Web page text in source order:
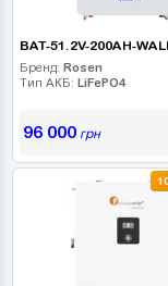
BAT-51.2V-200AH-
Бренд: Rosen
Тип АКБ: LiFePO4
96 000грн